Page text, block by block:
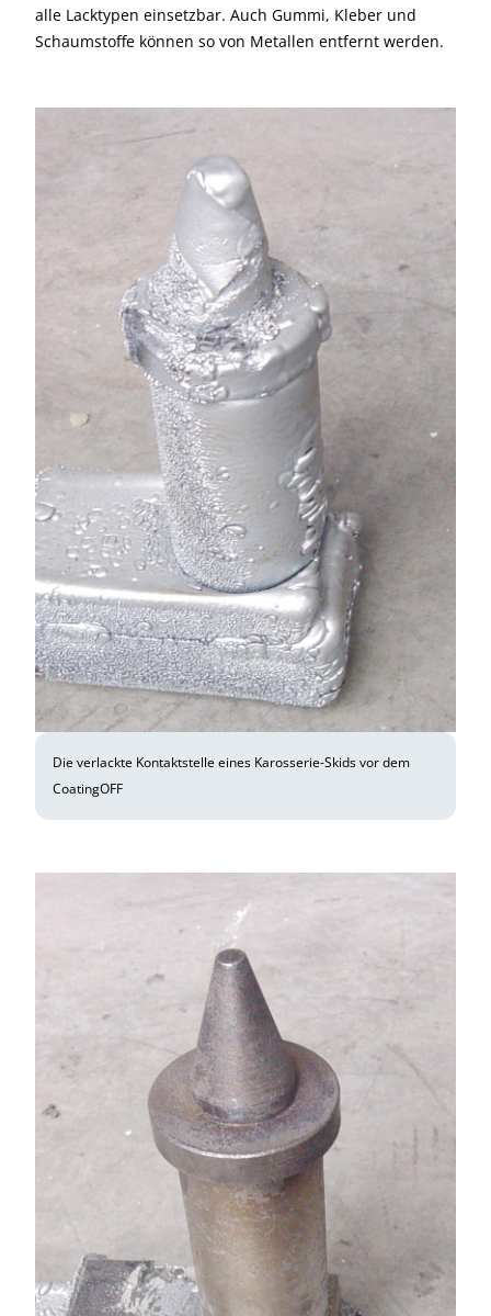
alle Lacktypen einsetzbar. Auch Gummi, Kleber und
Schaumstoffe können so von Metallen entfernt werden.
Die verlackte Kontaktstelle eines Karosserie-Skids vor dem
CoatingOFF